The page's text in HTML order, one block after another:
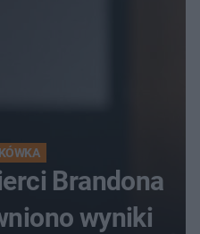
Brandona
wyniki